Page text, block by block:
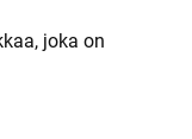
joka on